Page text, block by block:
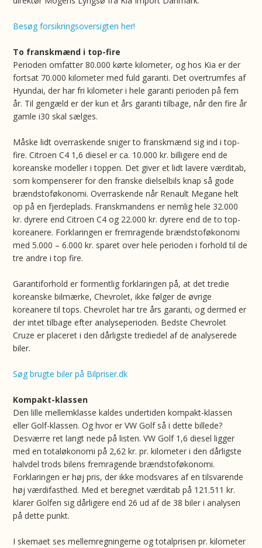
Besøg forsikringsoversigten her!
To franskmænd i top-fire
Perioden omfatter 80.000 kørte kilometer, og hos Kia er der
fortsat 70.000 kilometer med fuld garanti. Det overtrumfes af
Hyundai, der har fri kilometer i hele garanti perioden på fem
år. Til gengæld er der kun et års garanti tilbage, når den fire år
gamle i30 skal sælges.
Måske lidt overraskende sniger to franskmænd sig ind i top-
fire. Citroen C4 1,6 diesel er ca. 10.000 kr. billigere end de
koreanske modeller i toppen. Det giver et lidt lavere værditab,
som kompenserer for den franske dielselbils knap så gode
brændstoføkonomi. Overraskende når Renault Megane helt
op på en fjerdeplads. Franskmandens er nemlig hele 32.000
kr. dyrere end Citroen C4 og 22.000 kr. dyrere end de to top-
koreanere. Forklaringen er fremragende brændstoføkonomi
med 5.000 – 6.000 kr. sparet over hele perioden i forhold til de
tre andre i top fire.
Garantiforhold er formentlig forklaringen på, at det tredie
koreanske bilmærke, Chevrolet, ikke følger de øvrige
koreanere til tops. Chevrolet har tre års garanti, og dermed er
der intet tilbage efter analyseperioden. Bedste Chevrolet
Cruze er placeret i den dårligste trediedel af de analyserede
biler.
Søg brugte biler på Bilpriser.dk
Kompakt-klassen
Den lille mellemklasse kaldes undertiden kompakt-klassen
eller Golf-klassen. Og hvor er VW Golf så i dette billede?
Desværre ret langt nede på listen. VW Golf 1,6 diesel ligger
med en totaløkonomi på 2,62 kr. pr. kilometer i den dårligste
halvdel trods bilens fremragende brændstoføkonomi.
Forklaringen er høj pris, der ikke modsvares af en tilsvarende
høj værdifasthed. Med et beregnet værditab på 121.511 kr.
klarer Golfen sig dårligere end 26 ud af de 38 biler i analysen
på dette punkt.
I skemaet ses mellemregningerne og totalprisen pr. kilometer